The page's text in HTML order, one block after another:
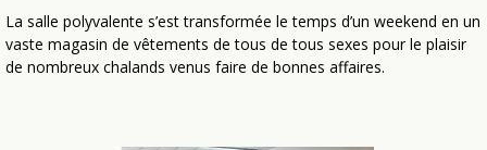
La salle polyvalente s’est transformée le temps d’un weekend en un
vaste magasin de vêtements de tous de tous sexes pour le plaisir
de nombreux chalands venus faire de bonnes affaires.